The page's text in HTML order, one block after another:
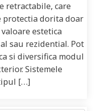
retractabile, care
protectia dorita doar
estetica
sau rezidential. Pot
si diversifica modul
Sistemele
[…]